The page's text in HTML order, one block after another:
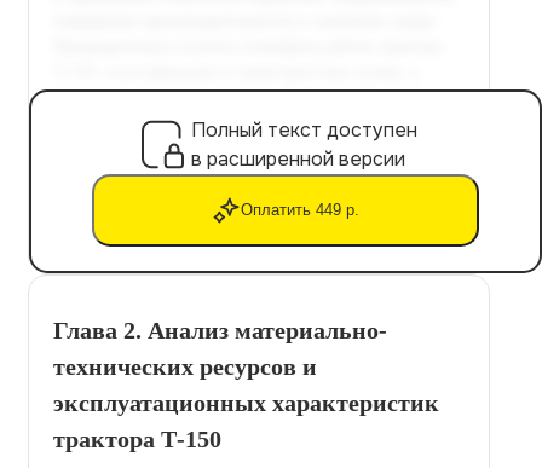
Полный текст доступен
в расширенной версии
Оплатить 449 р.
Глава 2. Анализ материально-
технических ресурсов и
эксплуатационных характеристик
трактора Т-150